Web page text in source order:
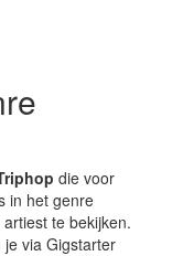
die voor
in het genre
te bekijken.
via Gigstarter